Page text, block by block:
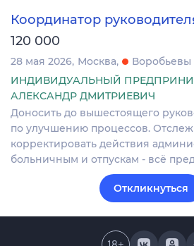
Координатор
120 000
28 мая 2026 Москва
Воробьевы
ИНДИВИДУАЛЬНЫЙ
АЛЕКСАНДР ДМИТРИЕВИЧ
Доносить до вышестоящего
по улучшению процессов.
корректировать действия
больничным и отпускам - всё
Откликнуться